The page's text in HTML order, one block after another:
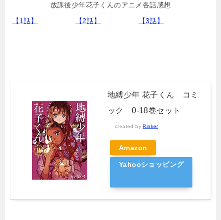
放課後少年花子くんのアニメ各話感想
【1話】
【2話】 【3話】
地縛少年 花子くん コミ
ック 0-18巻セット
created byRinker
Amazon
Yahooショッピング